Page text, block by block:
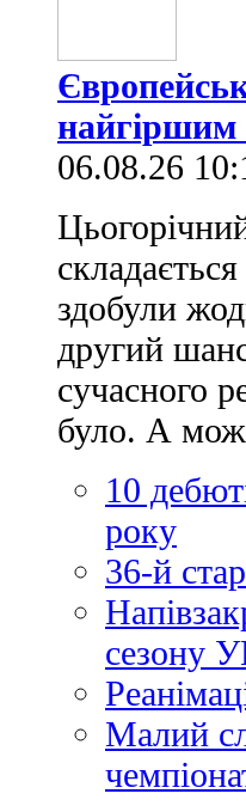
найгіршим
06.08.26
здобули
другий
сучасного
було. А
10
року
36-й
сезону
Малий